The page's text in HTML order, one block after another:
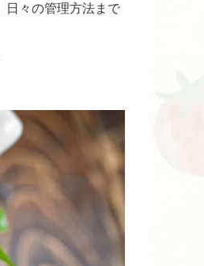
日々の管理方法まで